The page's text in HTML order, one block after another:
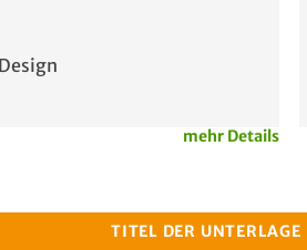
mehr Details
TITEL DER UNTERLAGE